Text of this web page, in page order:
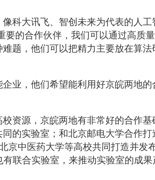
科大讯飞、智创未来为代表的人
的合作伙伴，我们可以通过高质
题，他们可以把精力主要放在算
业，他们希望能利用好京皖两地的
资源，京皖两地有非常好的合作
的实验室；和北京邮电大学合作打
京中医药大学等高校共同打造并发
联合实验室，来推动实验室的成